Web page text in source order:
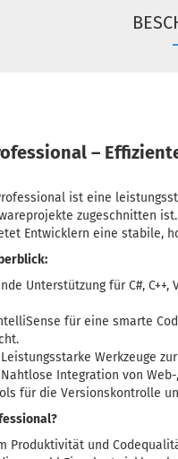
–
ist eine
zugeschnitten
Entwicklern eine stabile,
Unterstützung für C#,
für eine smarte
Leistungsstarke Werkzeuge
Nahtlose Integration von
für die Versionskontrolle
Produktivität und